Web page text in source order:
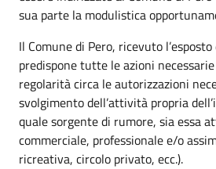
sua parte la modulistica
Il Comune di Pero, ricevuto
predispone tutte le azioni
regolarità circa le autorizzazioni
svolgimento dell’attività propria
quale sorgente di rumore, sia essa
commerciale, professionale e/o
ricreativa, circolo privato, ecc.).